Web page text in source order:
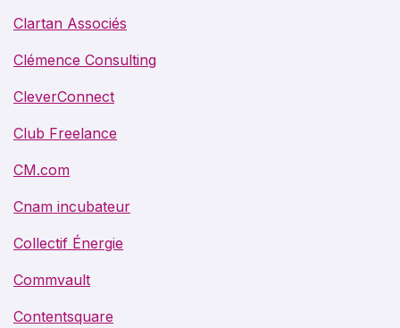
Clartan Associés
Clémence Consulting
CleverConnect
Club Freelance
CM.com
Cnam incubateur
Collectif Énergie
Commvault
Contentsquare